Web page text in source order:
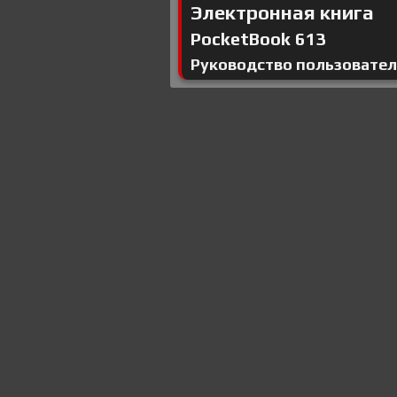
Электронная книга
PocketBook 613
Руководство